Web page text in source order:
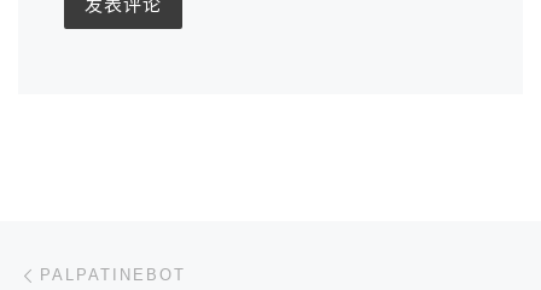
文章导航
PALPATINEBOT